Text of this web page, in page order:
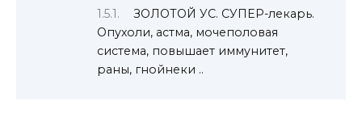
ЗОЛОТОЙ УС. СУПЕР-лекарь.
Опухоли, астма, мочеполовая
система, повышает иммунитет,
раны, гнойнеки ..